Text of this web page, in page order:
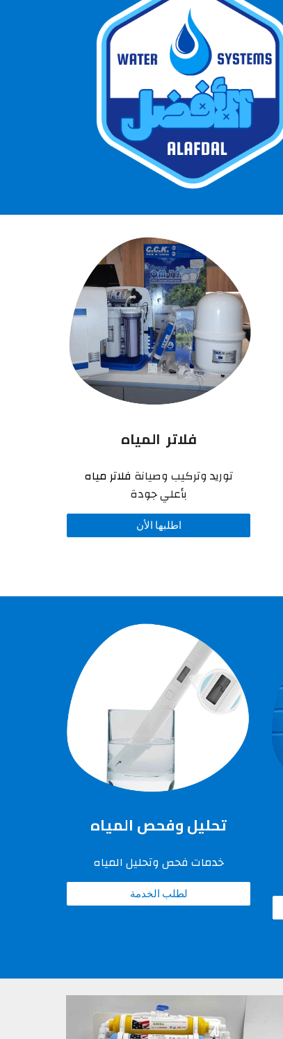
فلاتر المياه
توريد وتركيب وصيانة فلاتر مياه
بأعلي جودة
اطلبها الأن
تحليل وفحص المياه
خدمات فحص وتحليل المياه
لطلب الخدمة